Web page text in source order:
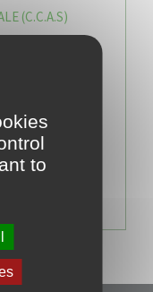
(C.C.A.S)
DURABL
to